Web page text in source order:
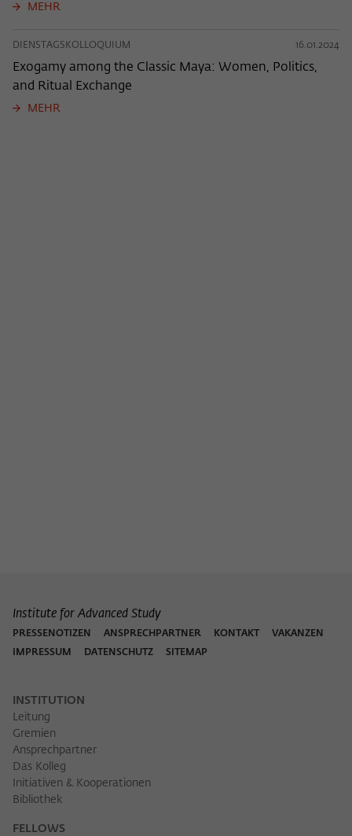
MEHR
DIENSTAGSKOLLOQUIUM 16.01.2024
Exogamy among the Classic Maya: Women, Politics,
and Ritual Exchange
MEHR
Institute for Advanced Study
PRESSENOTIZEN ANSPRECHPARTNER KONTAKT
VAKANZEN
IMPRESSUM
DATENSCHUTZ SITEMAP
INSTITUTION
Leitung
Gremien
Ansprechpartner
Das Kolleg
Initiativen & Kooperationen
Bibliothek
FELLOWS